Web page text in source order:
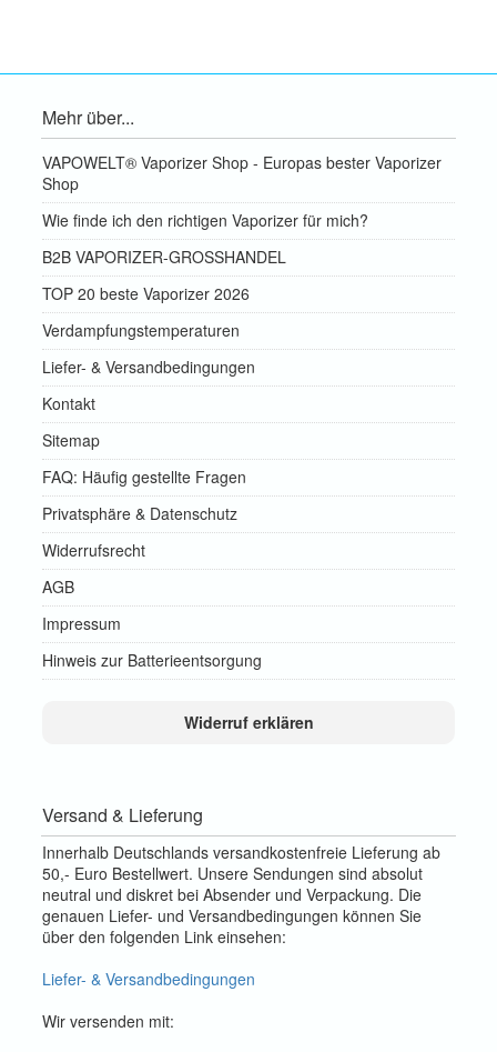
Mehr über...
VAPOWELT® Vaporizer Shop - Europas bester Vaporizer
Shop
Wie finde ich den richtigen Vaporizer für mich?
B2B VAPORIZER-GROSSHANDEL
TOP 20 beste Vaporizer 2026
Verdampfungstemperaturen
Liefer- & Versandbedingungen
Kontakt
Sitemap
FAQ: Häufig gestellte Fragen
Privatsphäre & Datenschutz
Widerrufsrecht
AGB
Impressum
Hinweis zur Batterieentsorgung
Widerruf erklären
Versand & Lieferung
Innerhalb Deutschlands versandkostenfreie Lieferung ab
50,- Euro Bestellwert. Unsere Sendungen sind absolut
neutral und diskret bei Absender und Verpackung. Die
genauen Liefer- und Versandbedingungen können Sie
über den folgenden Link einsehen:
Liefer- & Versandbedingungen
Wir versenden mit: